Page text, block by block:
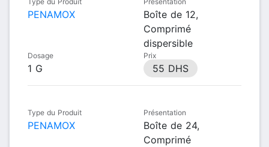
PENAMOX
Boîte de 12,
Comprimé
dispersible
Dosage
1 G
Prix
55 DHS
Type du Produit
PENAMOX
Présentation
Boîte de 24,
Comprimé